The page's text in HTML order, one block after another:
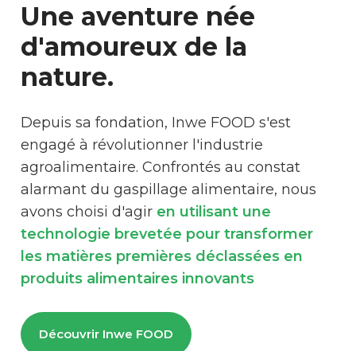
Une aventure née
d'amoureux de la
nature.
Depuis sa fondation, Inwe FOOD s'est
engagé à révolutionner l'industrie
agroalimentaire. Confrontés au constat
alarmant du gaspillage alimentaire, nous
avons choisi d'agir en utilisant une
technologie brevetée pour transformer
les matières premières déclassées en
produits alimentaires innovants
Découvrir Inwe FOOD